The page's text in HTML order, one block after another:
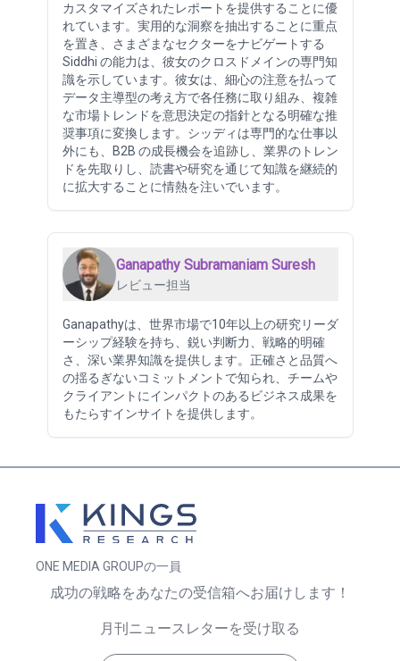
カスタマイズされたレポートを提供することに優
れています。実用的な洞察を抽出することに重点
を置き、さまざまなセクターをナビゲートする
Siddhi の能力は、彼女のクロスドメインの専門知
識を示しています。彼女は、細心の注意を払って
データ主導型の考え方で各任務に取り組み、複雑
な市場トレンドを意思決定の指針となる明確な推
奨事項に変換します。シッディは専門的な仕事以
外にも、B2B の成長機会を追跡し、業界のトレン
ドを先取りし、読書や研究を通じて知識を継続的
に拡大することに情熱を注いでいます。
Ganapathy Subramaniam Suresh
レビュー担当
Ganapathyは、世界市場で10年以上の研究リーダ
ーシップ経験を持ち、鋭い判断力、戦略的明確
さ、深い業界知識を提供します。正確さと品質へ
の揺るぎないコミットメントで知られ、チームや
クライアントにインパクトのあるビジネス成果を
もたらすインサイトを提供します。
ONE MEDIA GROUPの一員
成功の戦略をあなたの受信箱へお届けします！
月刊ニュースレターを受け取る